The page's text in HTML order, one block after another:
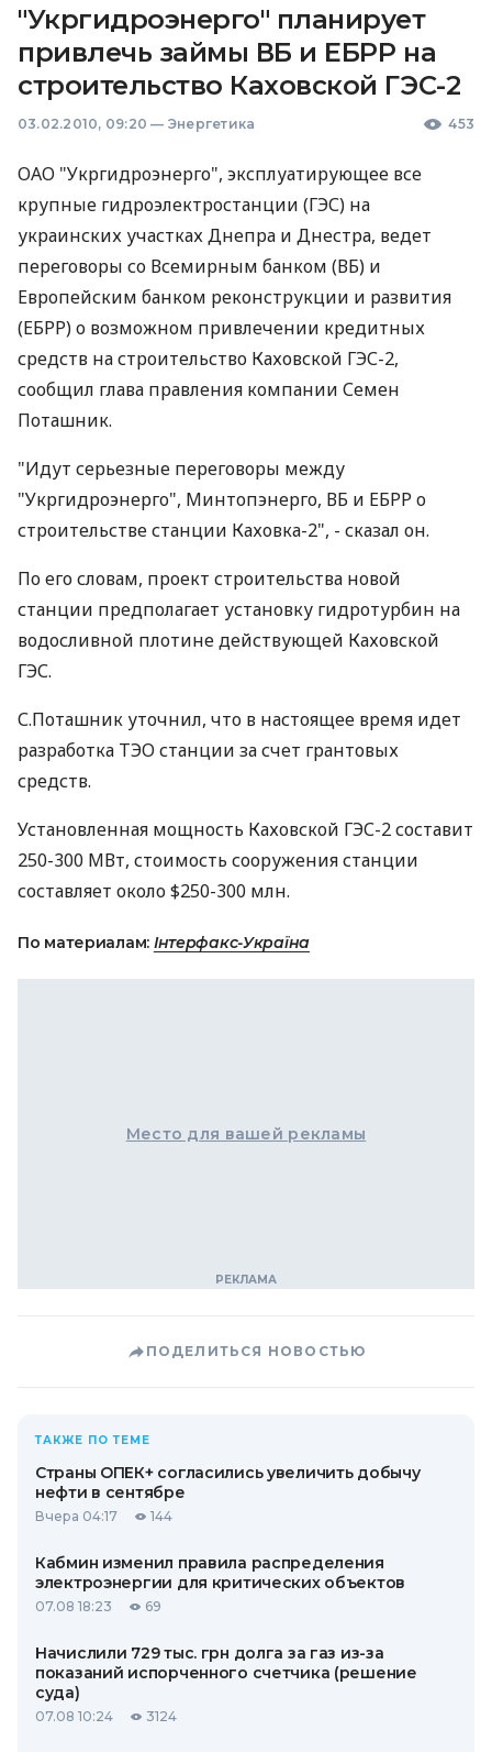
"Укргидроэнерго" планирует
привлечь займы ВБ и ЕБРР на
строительство Каховской ГЭС-2
03.02.2010, 09:20 — Энергетика 453
ОАО "Укргидроэнерго", эксплуатирующее все
крупные гидроэлектростанции (ГЭС) на
украинских участках Днепра и Днестра, ведет
переговоры со Всемирным банком (ВБ) и
Европейским банком реконструкции и развития
(ЕБРР) о возможном привлечении кредитных
средств на строительство Каховской ГЭС-2,
сообщил глава правления компании Семен
Поташник.
"Идут серьезные переговоры между
"Укргидроэнерго", Минтопэнерго, ВБ и ЕБРР о
строительстве станции Каховка-2", - сказал он.
По его словам, проект строительства новой
станции предполагает установку гидротурбин на
водосливной плотине действующей Каховской
ГЭС.
С.Поташник уточнил, что в настоящее время идет
разработка ТЭО станции за счет грантовых
средств.
Установленная мощность Каховской ГЭС-2 составит
250-300 МВт, стоимость сооружения станции
составляет около $250-300 млн.
По материалам: Інтерфакс-Україна
Место для вашей рекламы
ПОДЕЛИТЬСЯ НОВОСТЬЮ
ТАКЖЕ ПО ТЕМЕ
Страны ОПЕК+ согласились увеличить добычу
нефти в сентябре
Вчера 04:17 144
Кабмин изменил правила распределения
электроэнергии для критических объектов
07.08 18:23 69
Начислили 729 тыс. грн долга за газ из-за
показаний испорченного счетчика (решение
суда)
07.08 10:24 3124